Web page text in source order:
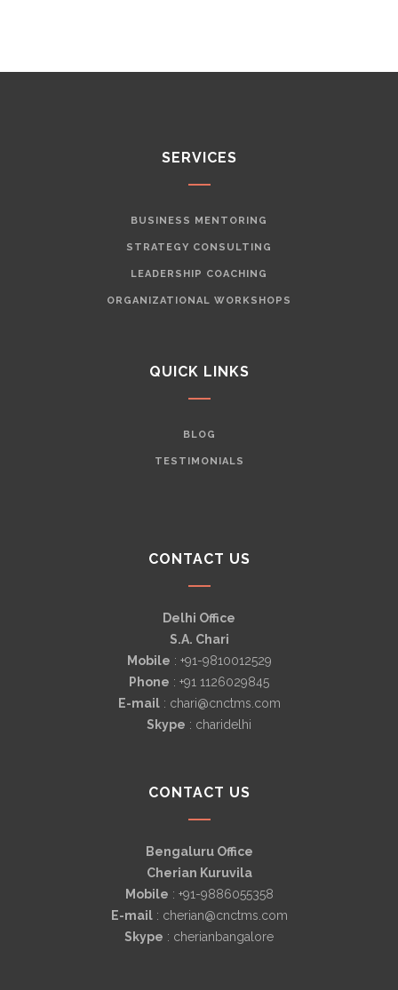
SERVICES
BUSINESS MENTORING
STRATEGY CONSULTING
LEADERSHIP COACHING
ORGANIZATIONAL WORKSHOPS
QUICK LINKS
BLOG
TESTIMONIALS
CONTACT US
Delhi Office
S.A. Chari
Mobile : +91-9810012529
Phone : +91 1126029845
E-mail: chari@cnctms.com
Skype : charidelhi
CONTACT US
Bengaluru Office
Cherian Kuruvila
Mobile : +91-9886055358
E-mail: cherian@cnctms.com
Skype : cherianbangalore